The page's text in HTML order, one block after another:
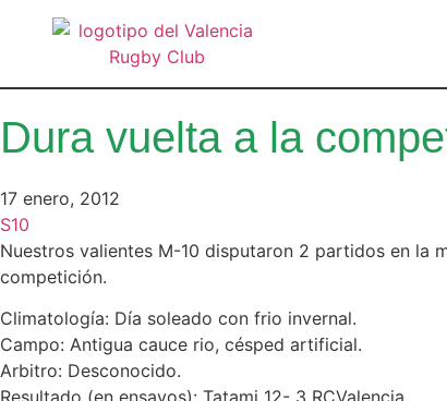
Dura vuelta a la
17 enero, 2012
S10
Nuestros valientes M-10 disputaron 2 partidos en la
competición.
Climatología: Día soleado con frio invernal.
Campo: Antigua cauce rio, césped artificial.
Arbitro: Desconocido.
Resultado (en ensayos): Tatami 12- 3 RCValencia.